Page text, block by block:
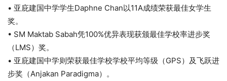
• 亚庇建国中学学生Daphne Chan以11A成绩荣获最佳女学生
奖。
• SM Maktab Sabah凭100%优异表现获颁最佳学校率进步奖
（LMS）奖。
• 亚庇建国中学则荣获最佳学校学校平均等级（GPS）及飞跃进
步奖（Anjakan Paradigma）。